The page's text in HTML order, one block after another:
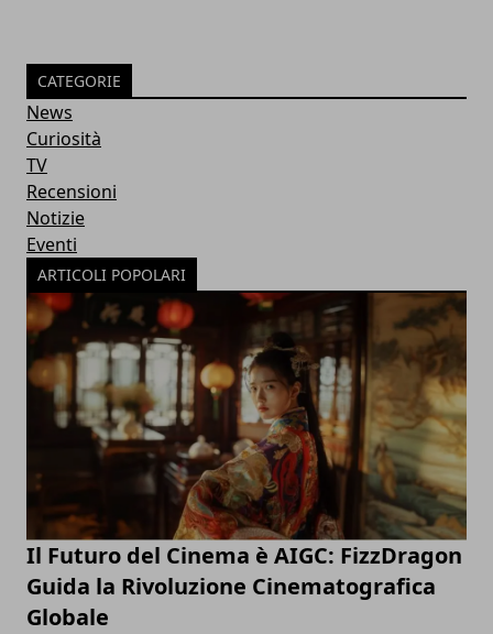
CATEGORIE
News
Curiosità
TV
Recensioni
Notizie
Eventi
ARTICOLI POPOLARI
Il Futuro del Cinema è AIGC: FizzDragon
Guida la Rivoluzione Cinematografica
Globale